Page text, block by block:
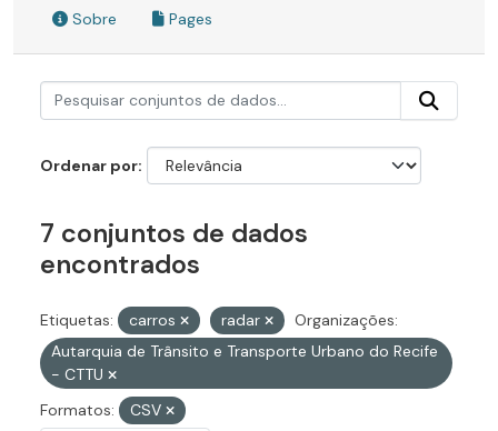
Sobre Pages
Ordenar por
7 conjuntos de dados
encontrados
Etiquetas: carros radar
Organizações:
Autarquia de Trânsito e Transporte Urbano do Recife
- CTTU
Formatos:
CSV